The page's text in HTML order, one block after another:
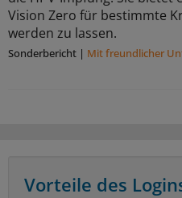
Vision Zero für bestimmte
werden zu lassen.
Sonderbericht | Mit freundlicher
Vorteile des